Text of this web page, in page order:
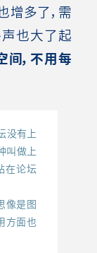
增多了，需
也大了起
，不用每
没有上
叫做上
在论坛
像是图
方面也